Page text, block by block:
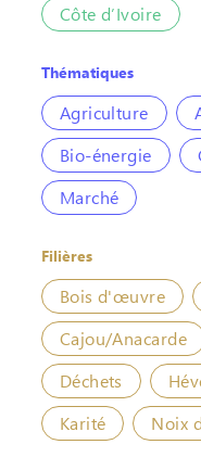
Côte d’Ivoire
Thématiques
Agriculture
Bio-énergie
Marché
Filières
Bois d'œuvre
Cajou/Anacarde
Déchets
Karité
Noix